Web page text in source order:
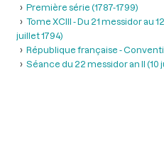
Première série (1787-1799)
Tome XCIII - Du 21 messidor au
juillet 1794)
République française -
Séance du 22 messidor an II (10